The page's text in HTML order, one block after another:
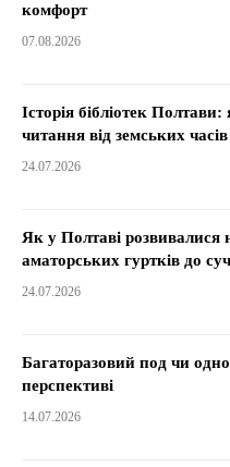
комфорт
07.08.2026
Історія бібліотек
читання від земських
24.07.2026
Як у Полтаві розвивалися
аматорських гуртків до
24.07.2026
Багаторазовий под чи
перспективі
14.07.2026